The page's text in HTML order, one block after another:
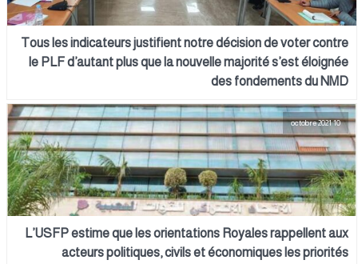
Tous les indicateurs justifient notre décision de voter contre
le PLF d’autant plus que la nouvelle majorité s’est éloignée
des fondements du NMD
10 octobre 2021
L’USFP estime que les orientations Royales rappellent aux
acteurs politiques, civils et économiques les priorités